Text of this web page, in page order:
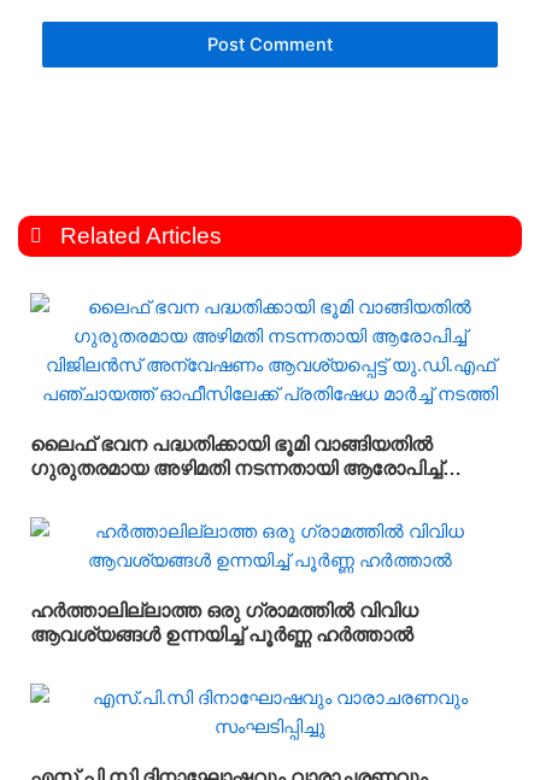
Related Articles
ലൈഫ് ഭവന പദ്ധതിക്കായി ഭൂമി വാങ്ങിയതിൽ
ഗുരുതരമായ അഴിമതി നടന്നതായി ആരോപിച്ച്
പഞ്ചായത്ത് ഓഫീസിലേക്ക് പ്രതിഷേധ മാർച്ച്
നടത്തി
ഹർത്താലില്ലാത്ത ഒരു ഗ്രാമത്തിൽ വിവിധ
ആവശ്യങ്ങൾ ഉന്നയിച്ച് പൂർണ്ണ ഹർത്താൽ